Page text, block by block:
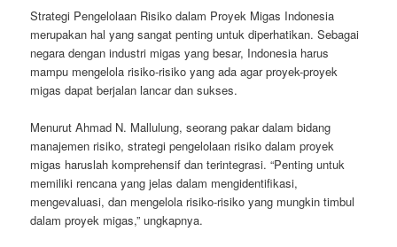
Strategi Pengelolaan Risiko dalam Proyek Migas Indonesia
merupakan hal yang sangat penting untuk diperhatikan. Sebagai
negara dengan industri migas yang besar, Indonesia harus
mampu mengelola risiko-risiko yang ada agar proyek-proyek
migas dapat berjalan lancar dan sukses.
Menurut Ahmad N. Mallulung, seorang pakar dalam bidang
manajemen risiko, strategi pengelolaan risiko dalam proyek
migas haruslah komprehensif dan terintegrasi. “Penting untuk
memiliki rencana yang jelas dalam mengidentifikasi,
mengevaluasi, dan mengelola risiko-risiko yang mungkin timbul
dalam proyek migas,” ungkapnya.